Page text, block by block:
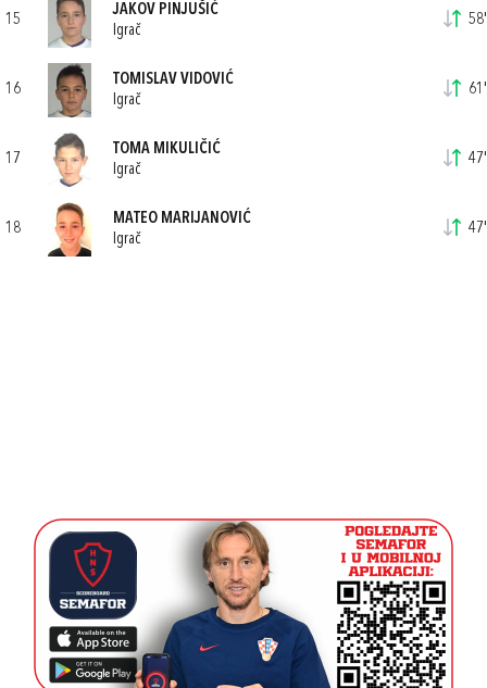
15
JAKOV PINJUŠIĆ
Igrač
58'
16
TOMISLAV VIDOVIĆ
Igrač
61'
17
TOMA MIKULIČIĆ
Igrač
47'
18
MATEO MARIJANOVIĆ
Igrač
47'